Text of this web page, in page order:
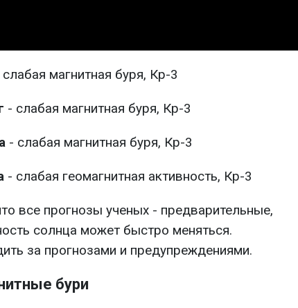
слабая магнитная буря, Кр-3
- слабая магнитная буря, Кр-3
- слабая магнитная буря, Кр-3
- слабая геомагнитная активность, Кр-3
все прогнозы ученых - предварительные,
солнца может быстро меняться.
за прогнозами и предупреждениями.
бури